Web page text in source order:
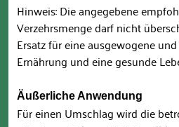
Hinweis: Die angegebene
Verzehrsmenge darf nicht
Ersatz für eine ausgewogene
Ernährung und eine gesunde
Äußerliche Anwendung
Für einen Umschlag wird die